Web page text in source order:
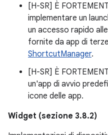
[H-SR] È
implementare un
un accesso rapido
fornite da app di
ShortcutManager.
[H-SR] È
un'app di avvio
icone delle app.
Widget (sezione 3.8.2)